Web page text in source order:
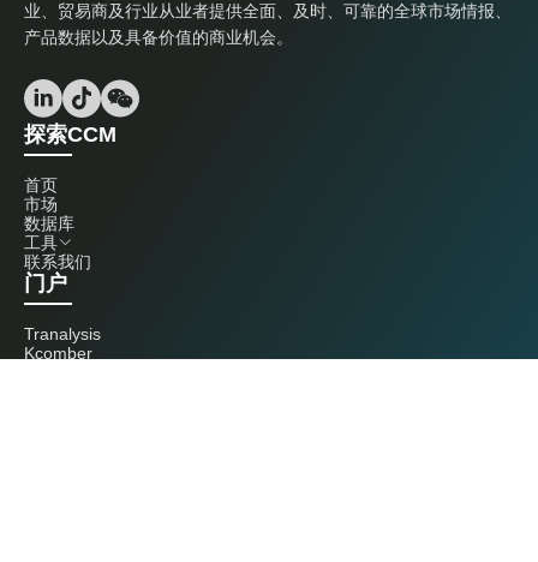
业、贸易商及行业从业者提供全面、及时、可靠的全球市场情报、
产品数据以及具备价值的商业机会。
探索CCM
首页
市场
数据库
工具
联系我们
门户
Tranalysis
Kcomber